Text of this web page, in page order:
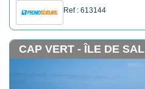
Ref : 613144
CAP VERT - ÎLE DE SAL